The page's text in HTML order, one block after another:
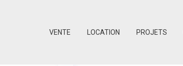
VENTE LOCATION PROJETS